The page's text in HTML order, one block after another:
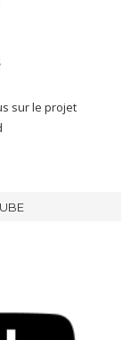
sur le projet